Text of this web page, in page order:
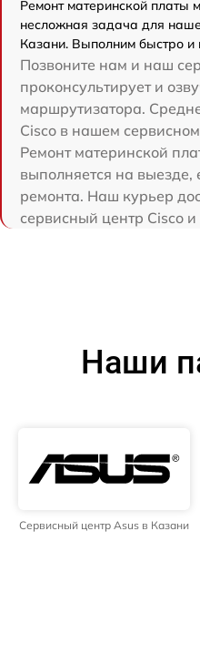
Ремонт материнской платы
несложная задача для
Казани. Выполним быстро и
Позвоните нам и наш
проконсультирует и
маршрутизатора.
Cisco в нашем
Ремонт материнской
выполняется на выезде,
ремонта. Наш курьер
сервисный центр Cisco и
Наши
Сервисный центр Asus в Казани